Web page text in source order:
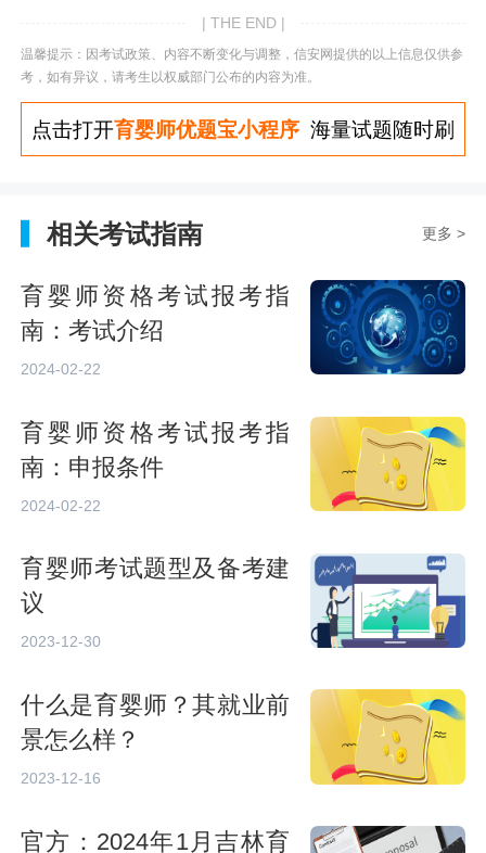
| THE END |
温馨提示：因考试政策、内容不断变化与调整，信安网提供的以上信息仅供参
考，如有异议，请考生以权威部门公布的内容为准。
点击打开育婴师优题宝小程序 海量试题随时刷
相关考试指南 更多 >
育婴师资格考试报考指
南：考试介绍
2024-02-22
育婴师资格考试报考指
南：申报条件
2024-02-22
育婴师考试题型及备考建
议
2023-12-30
什么是育婴师？其就业前
景怎么样？
2023-12-16
官方：2024年1月吉林育